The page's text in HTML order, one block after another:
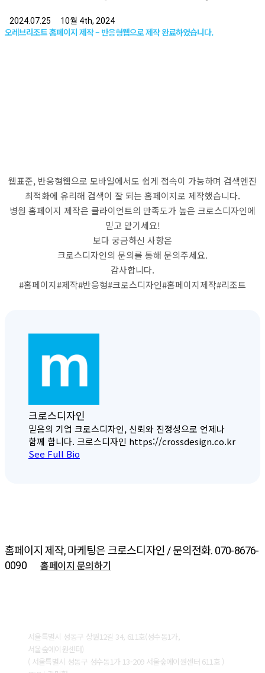
2024.07.25 10월 4th, 2024
오레브리조트 홈페이지 제작 – 반응형웹으로 제작 완료하였습니다.
웹표준, 반응형웹으로 모바일에서도 쉽게 접속이 가능하며 검색엔진
최적화에 유리해 검색이 잘 되는 홈페이지로 제작했습니다.
병원 홈페이지 제작은 클라이언트의 만족도가 높은 크로스디자인에
믿고 맡기세요!
보다 궁금하신 사항은
크로스디자인의 문의를 통해 문의주세요.
감사합니다.
#홈페이지#제작#반응형#크로스디자인#홈페이지제작#리조트
크로스디자인
믿음의 기업 크로스디자인, 신뢰와 진정성으로 언제나
함께 합니다. 크로스디자인 https://crossdesign.co.kr
See Full Bio
홈페이지 제작, 마케팅은 크로스디자인 / 문의전화. 070-8676-
0090
홈페이지 문의하기
서울특별시 성동구 상원12길 34, 611호(성수동1가,
서울숲에이원센터)
( 서울특별시 성동구 성수동1가 13-209 서울숲에이원센터 611호 )